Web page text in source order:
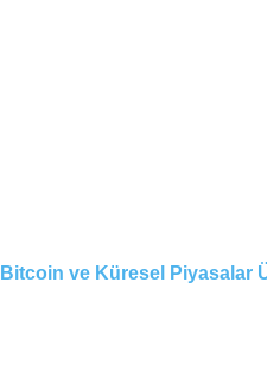
Bitcoin ve Küresel Piyasalar